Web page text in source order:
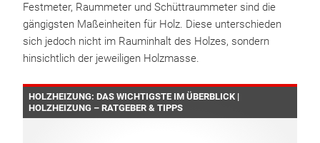
Festmeter, Raummeter und Schüttraummeter sind die
gängigsten Maßeinheiten für Holz. Diese unterschieden
sich jedoch nicht im Rauminhalt des Holzes, sondern
hinsichtlich der jeweiligen Holzmasse.
HOLZHEIZUNG: DAS WICHTIGSTE IM ÜBERBLICK |
HOLZHEIZUNG – RATGEBER & TIPPS